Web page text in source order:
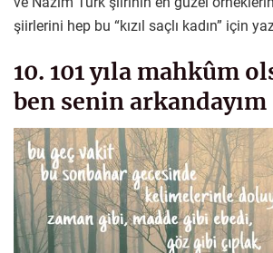
şiirlerini hep bu “kızıl saçlı kadın” için
10. 101 yıla mahkûm
ben senin arkandayım